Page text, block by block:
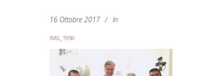
16 Ottobre 2017 In
IMG_1950